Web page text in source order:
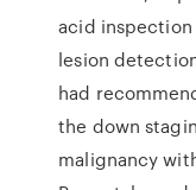
acid inspection
lesion
had
the down
malignancy